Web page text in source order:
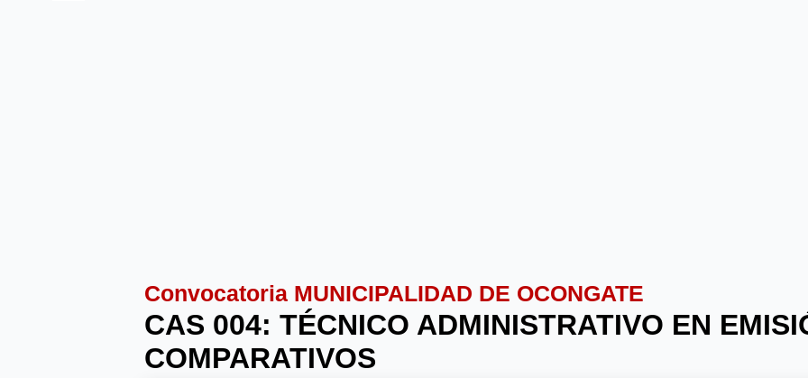
Convocatoria MUNICIPALIDAD DE OCONGATE
CAS 004: TÉCNICO ADMINISTRATIVO EN
COMPARATIVOS